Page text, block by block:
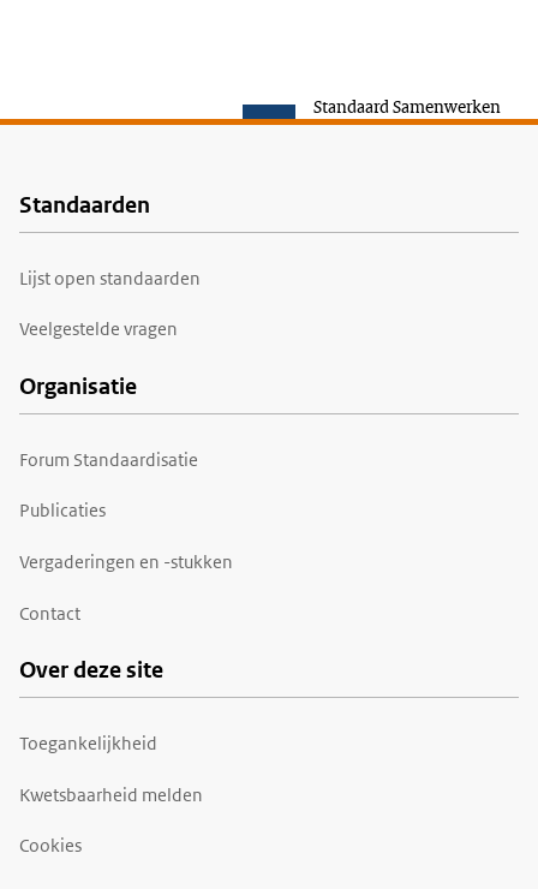
Standaard Samenwerken
Voet
Standaarden
Lijst open standaarden
Veelgestelde vragen
Organisatie
Forum Standaardisatie
Publicaties
Vergaderingen en -stukken
Contact
Over deze site
Toegankelijkheid
Kwetsbaarheid melden
Cookies